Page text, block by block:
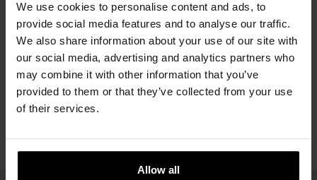
We use cookies to personalise content and ads, to
provide social media features and to analyse our traffic.
We also share information about your use of our site with
our social media, advertising and analytics partners who
may combine it with other information that you’ve
provided to them or that they’ve collected from your use
of their services.
Allow all
HI-RISE
150
SOLAS
REGULAR
306,45 €